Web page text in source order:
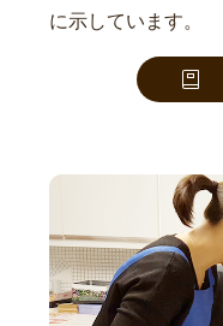
に示しています。